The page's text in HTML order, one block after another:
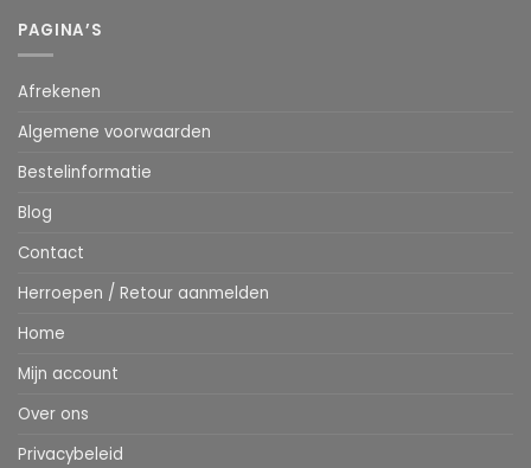
PAGINA’S
Afrekenen
Algemene voorwaarden
Bestelinformatie
Blog
Contact
Herroepen / Retour aanmelden
Home
Mijn account
Over ons
Privacybeleid